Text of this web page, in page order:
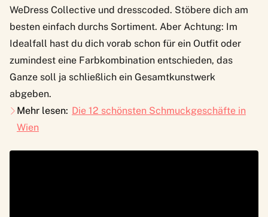
WeDress Collective und dresscoded. Stöbere dich am
besten einfach durchs Sortiment. Aber Achtung: Im
Idealfall hast du dich vorab schon für ein Outfit oder
zumindest eine Farbkombination entschieden, das
Ganze soll ja schließlich ein Gesamtkunstwerk
abgeben.
Mehr lesen: Die 12 schönsten Schmuckgeschäfte in
Wien